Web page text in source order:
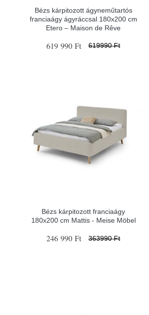
Bézs kárpitozott ágyneműtartós
franciaágy ágyráccsal 180x200 cm
Etero – Maison de Rêve
619 990 Ft 619990 Ft
Bézs kárpitozott franciaágy
180x200 cm Mattis - Meise Möbel
246 990 Ft 363990 Ft